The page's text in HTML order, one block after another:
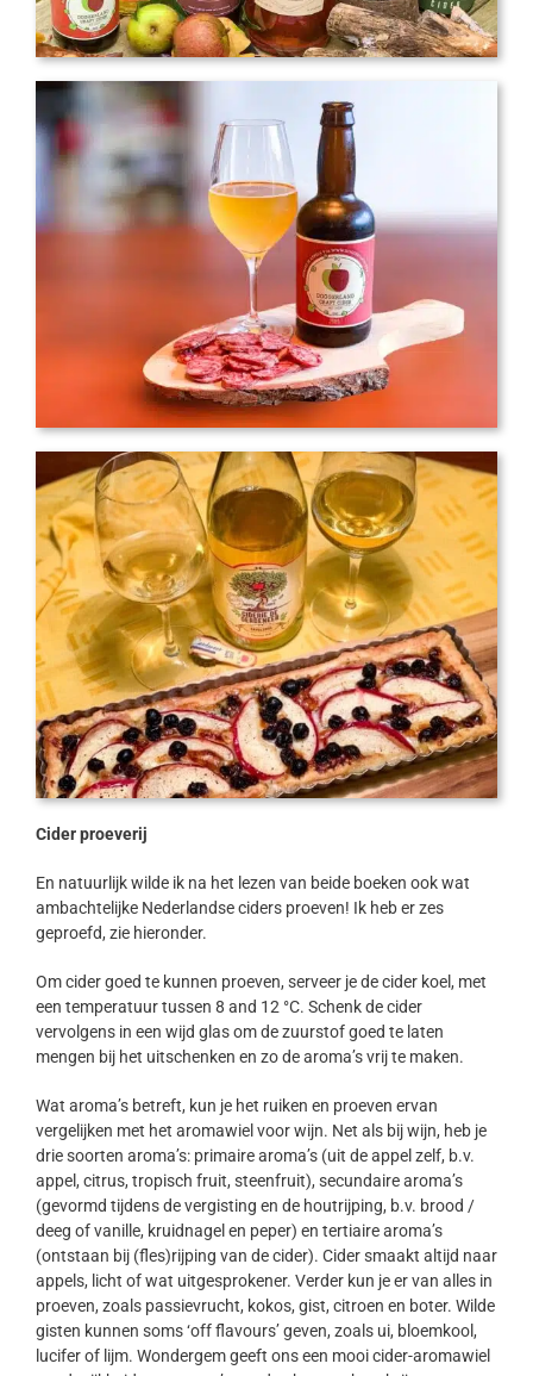
Cider proeverij
En natuurlijk wilde ik na het lezen van beide boeken ook wat
ambachtelijke Nederlandse ciders proeven! Ik heb er zes
geproefd, zie hieronder.
Om cider goed te kunnen proeven, serveer je de cider koel, met
een temperatuur tussen 8 and 12 °C. Schenk de cider
vervolgens in een wijd glas om de zuurstof goed te laten
mengen bij het uitschenken en zo de aroma’s vrij te maken.
Wat aroma’s betreft, kun je het ruiken en proeven ervan
vergelijken met het aromawiel voor wijn. Net als bij wijn, heb je
drie soorten aroma’s: primaire aroma’s (uit de appel zelf, b.v.
appel, citrus, tropisch fruit, steenfruit), secundaire aroma’s
(gevormd tijdens de vergisting en de houtrijping, b.v. brood /
deeg of vanille, kruidnagel en peper) en tertiaire aroma’s
(ontstaan bij (fles)rijping van de cider). Cider smaakt altijd naar
appels, licht of wat uitgesprokener. Verder kun je er van alles in
proeven, zoals passievrucht, kokos, gist, citroen en boter. Wilde
gisten kunnen soms ‘off flavours’ geven, zoals ui, bloemkool,
lucifer of lijm. Wondergem geeft ons een mooi cider-aromawiel